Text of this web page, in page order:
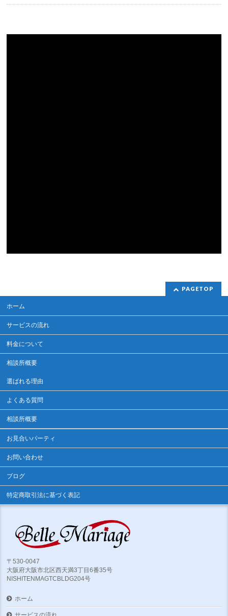
PAGETOP
ホーム
サービスの流れ
料金について
相談所概要
選ばれる理由
よくある質問
相談所概要
お見合いパーティ
お問い合わせ
ブログ
特定商取引法に基づく表記
〒530-0047
大阪府大阪市北区西天満3丁目6番35号
NISHITENMAGTCBLDG204号
ホーム